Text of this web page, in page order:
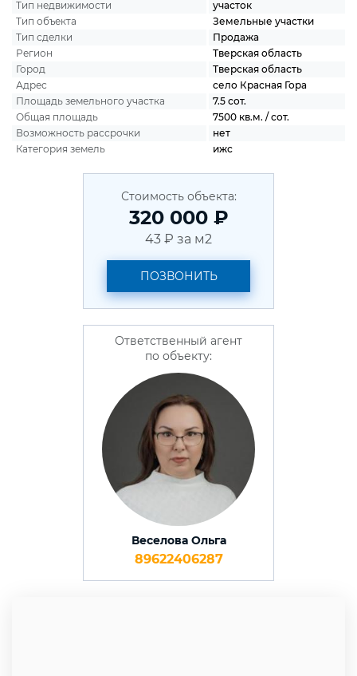
Тип недвижимости
участок
Тип объекта
Земельные участки
Тип сделки
Продажа
Регион
Тверская область
Город
Тверская область
Адрес
село Красная Гора
Площадь земельного участка
7.5 сот.
Общая площадь
7500 кв.м. / сот.
Возможность рассрочки
нет
Категория земель
ижс
Ответственный агент
по объекту:
Веселова Ольга
89622406287
Стоимость объекта:
320 000 ₽
43 ₽ за м2
ПОЗВОНИТЬ